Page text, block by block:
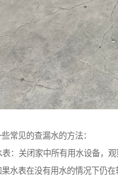
常见的查漏水的方法：
表：关闭家中所有用水设备，
水表在没有用水的情况下仍